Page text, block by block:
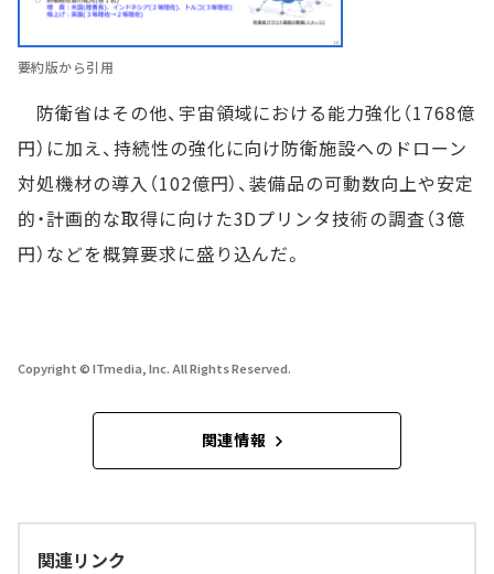
要約版から引用
防衛省はその他、宇宙領域における能力強化（1768億
円）に加え、持続性の強化に向け防衛施設へのドローン
対処機材の導入（102億円）、装備品の可動数向上や安定
的・計画的な取得に向けた3Dプリンタ技術の調査（3億
円）などを概算要求に盛り込んだ。
Copyright © ITmedia, Inc. All Rights Reserved.
関連情報
関連リンク